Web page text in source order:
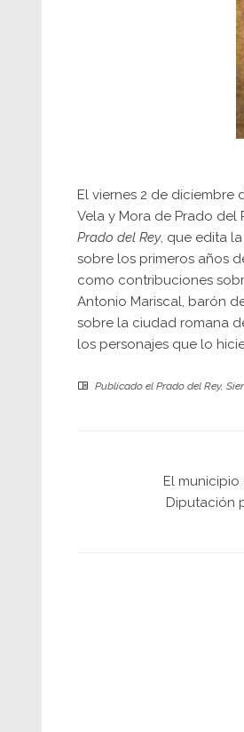
El viernes 2 de diciembre
Vela y Mora de Prado
Prado del Rey, que edita
sobre los primeros años
como contribuciones
Antonio Mariscal, barón
sobre la ciudad romana
los personajes que lo
Publicado el Prado del Rey,
El
Diputación